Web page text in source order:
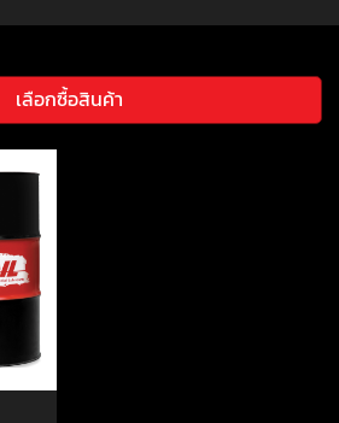
เลือกซื้อสินค้า